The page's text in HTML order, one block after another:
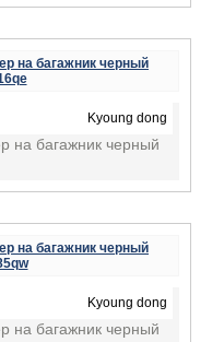
Kyoung dong
на багажник черный
Kyoung dong
на багажник черный